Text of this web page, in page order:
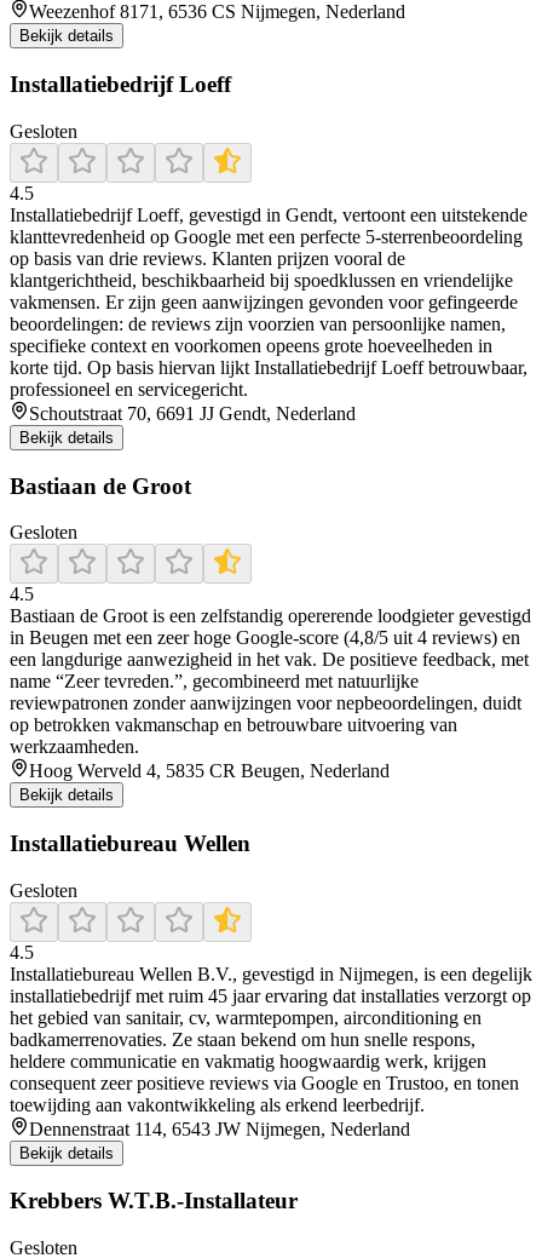
Weezenhof 8171, 6536 CS Nijmegen, Nederland
Bekijk details
Installatiebedrijf Loeff
Gesloten
4.5
Installatiebedrijf Loeff, gevestigd in Gendt, vertoont een uitstekende
klanttevredenheid op Google met een perfecte 5‑sterrenbeoordeling
op basis van drie reviews. Klanten prijzen vooral de
klantgerichtheid, beschikbaarheid bij spoedklussen en vriendelijke
vakmensen. Er zijn geen aanwijzingen gevonden voor gefingeerde
beoordelingen: de reviews zijn voorzien van persoonlijke namen,
specifieke context en voorkomen opeens grote hoeveelheden in
korte tijd. Op basis hiervan lijkt Installatiebedrijf Loeff betrouwbaar,
professioneel en servicegericht.
Schoutstraat 70, 6691 JJ Gendt, Nederland
Bekijk details
Bastiaan de Groot
Gesloten
4.5
Bastiaan de Groot is een zelfstandig opererende loodgieter gevestigd
in Beugen met een zeer hoge Google-score (4,8/5 uit 4 reviews) en
een langdurige aanwezigheid in het vak. De positieve feedback, met
name “Zeer tevreden.”, gecombineerd met natuurlijke
reviewpatronen zonder aanwijzingen voor nepbeoordelingen, duidt
op betrokken vakmanschap en betrouwbare uitvoering van
werkzaamheden.
Hoog Werveld 4, 5835 CR Beugen, Nederland
Bekijk details
Installatiebureau Wellen
Gesloten
4.5
Installatiebureau Wellen B.V., gevestigd in Nijmegen, is een degelijk
installatiebedrijf met ruim 45 jaar ervaring dat installaties verzorgt op
het gebied van sanitair, cv, warmtepompen, airconditioning en
badkamerrenovaties. Ze staan bekend om hun snelle respons,
heldere communicatie en vakmatig hoogwaardig werk, krijgen
consequent zeer positieve reviews via Google en Trustoo, en tonen
toewijding aan vakontwikkeling als erkend leerbedrijf.
Dennenstraat 114, 6543 JW Nijmegen, Nederland
Bekijk details
Krebbers W.T.B.-Installateur
Gesloten